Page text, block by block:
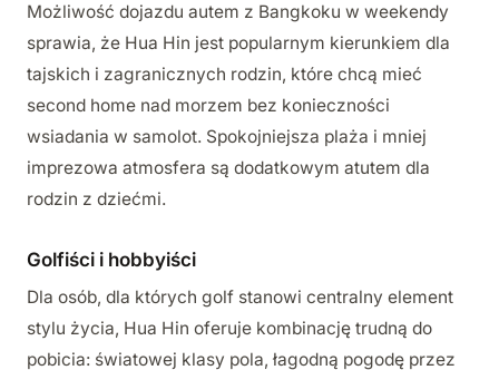
Możliwość dojazdu autem z Bangkoku w weekendy
sprawia, że Hua Hin jest popularnym kierunkiem dla
tajskich i zagranicznych rodzin, które chcą mieć
second home nad morzem bez konieczności
wsiadania w samolot. Spokojniejsza plaża i mniej
imprezowa atmosfera są dodatkowym atutem dla
rodzin z dziećmi.
Golfiści i hobbyiści
Dla osób, dla których golf stanowi centralny element
stylu życia, Hua Hin oferuje kombinację trudną do
pobicia: światowej klasy pola, łagodną pogodę przez